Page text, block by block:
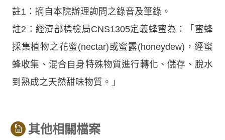
註1：摘自本院辦理詢問之錄音及筆錄。
註2：經濟部標檢局CNS1305定義蜂蜜為：「蜜蜂
採集植物之花蜜(nectar)或蜜露(honeydew)，經蜜
蜂收集、混合自身特殊物質進行轉化、儲存、脫水
到熟成之天然甜味物質。」
其他相關檔案